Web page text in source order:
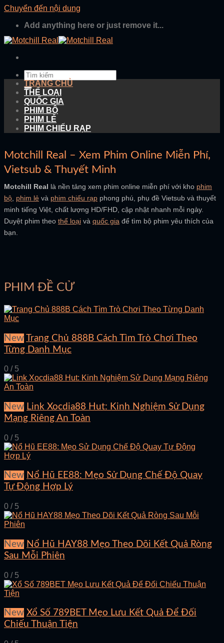
Chuyển đến nội dung
Add anything here or just remove it...
TRANG CHỦ
THỂ LOẠI
QUỐC GIA
PHIM BỘ
PHIM LẺ
PHIM CHIẾU RẠP
Motchill Real – Xem Phim Online Miễn Phí,
Vietsub & Thuyết Minh
Motchill Real là nền tảng xem phim online miễn phí với kho phim
bộ phim lẻ và phim chiếu rạp phong phú, phụ đề Vietsub và thuyết
minh tiếng Việt, chất lượng HD/FHD, cập nhật nhanh mỗi ngày.
Duyệt phim theo thể loại và quốc gia để tìm bộ phim yêu thích của
bạn.
PHIM ĐỀ CỬ
New Trang Chủ 888B Cách Tìm Trò Chơi Theo
Từng Danh Mục
0 / 5
New Link Xocdia88 Hut: Kinh Nghiệm Sử Dụng
Mạng Riêng An Toàn
0 / 5
New Nổ Hũ EE88: Mẹo Sử Dụng Chế Độ Quay
Tự Động Hợp Lý
0 / 5
New Nổ Hũ HAY88 Mẹo Theo Dõi Kết Quả Ròng
Sau Mỗi Phiên
0 / 5
New Xổ Số 789BET Mẹo Lưu Kết Quả Để Đối
Chiếu Thuận Tiện